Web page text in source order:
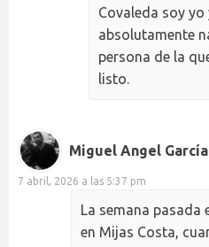
Covaleda soy yo
absolutamente
persona de la
listo.
Miguel Angel
7 abril, 2026 a las 5:37 pm
La semana pasada
en Mijas Costa,